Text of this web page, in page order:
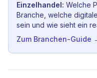
Einzelhandel: Welche
Branche, welche
sein und wie sieht ein
Zum Branchen-Guide